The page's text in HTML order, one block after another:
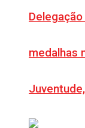
medalhas